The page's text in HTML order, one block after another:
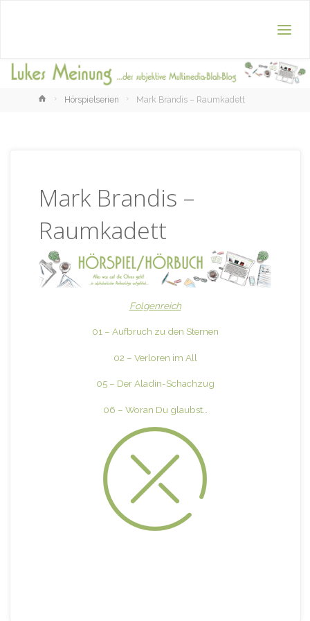
HomeHörspielserien Mark Brandis – Raumkadett
Mark Brandis –
Raumkadett
Folgenreich
01 – Aufbruch zu den Sternen
02 – Verloren im All
05 – Der Aladin-Schachzug
06 – Woran Du glaubst…